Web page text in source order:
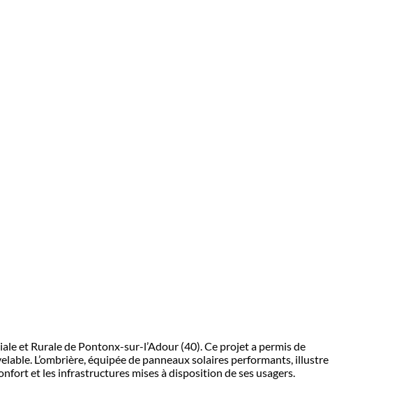
et Rurale de Pontonx-sur-l’Adour (40). Ce projet a permis de
L’ombrière, équipée de panneaux solaires performants, illustre
et les infrastructures mises à disposition de ses usagers.